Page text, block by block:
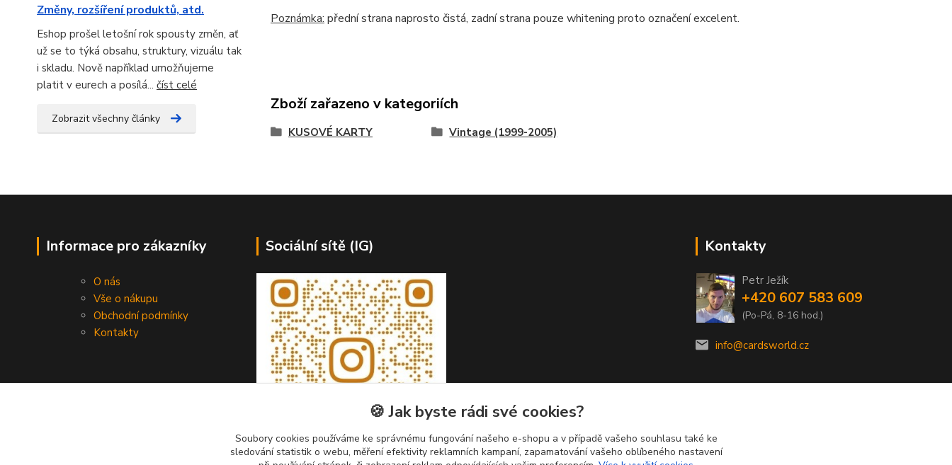
Změny, rozšíření produktů, atd.
Eshop prošel letošní rok spousty změn, ať
už se to týká obsahu, struktury, vizuálu tak
i skladu. Nově například umožňujeme
platit v eurech a posílá... číst celé
Zobrazit všechny články
Poznámka: přední strana naprosto čistá, zadní strana pouze whitening proto označení excelent.
Zboží zařazeno v kategoriích
KUSOVÉ KARTY Vintage (1999-2005)
Informace pro zákazníky
O nás
Vše o nákupu
Obchodní podmínky
Kontakty
Sociální sítě (IG) Kontakty
Petr Ježík
+420 607 583 609
(Po-Pá, 8-16 hod.)
info@cardsworld.cz
🍪 Jak byste rádi své cookies?
Soubory cookies používáme ke správnému fungování našeho e-shopu a v případě vašeho souhlasu také ke
sledování statistik o webu, měření efektivity reklamních kampaní, zapamatování vašeho oblíbeného nastavení